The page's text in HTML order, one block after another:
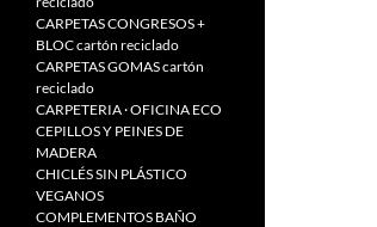
CARPETAS CONGRESOS +
BLOC cartón reciclado
CARPETAS GOMAS cartón
reciclado
CARPETERIA · OFICINA ECO
CEPILLOS Y PEINES DE
MADERA
CHICLÉS SIN PLÁSTICO
VEGANOS
COMPLEMENTOS BAÑO